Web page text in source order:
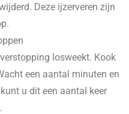
Deze ijzerveren zijn
losweekt. Kook
een aantal minuten en
u dit een aantal keer